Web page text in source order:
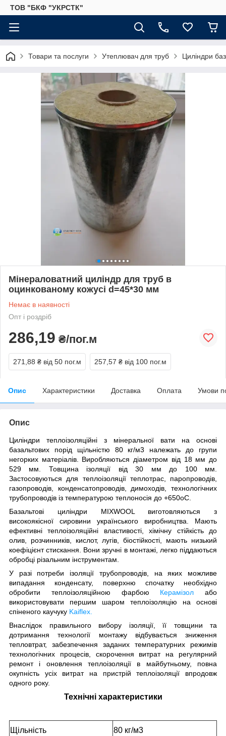
ТОВ "БКФ "УКРСТК"
Товари та послуги Утеплювач для труб Циліндри
Мінераловатний циліндр для труб в
оцинкованому кожусі d=45*30 мм
Немає в наявності
Опт і роздріб
286,19 ₴/пог.м
271,88 ₴ від 50 пог.м 257,57 ₴ від 100 пог.м
Опис Характеристики Доставка Оплата Умови
Опис
Циліндри теплоізоляційні з мінеральної вати на основі
базальтових порід щільністю 80 кг/м3 належать до групи
негорких матеріалів. Виробляються діаметром від 18 мм до
529 мм. Товщина ізоляції від 30 мм до 100 мм.
Застосовуються для теплоізоляції теплотрас, паропроводів,
газопроводів, конденсатопроводів, димоходів, технологічних
трубопроводів із температурою теплоносія до +650оС.
Базальтові циліндри MIXWOOL виготовляються з
високоякісної сировини українського виробництва. Мають
ефективні теплоізоляційні властивості, хімічну стійкість до
олив, розчинників, кислот, лугів, біостійкості, мають низький
коефіцієнт стискання. Вони зручні в монтажі, легко піддаються
обробці різальним інструментам.
У разі потреби ізоляції трубопроводів, на яких можливе
випадання конденсату, поверхню спочатку необхідно
обробити теплоізоляційною фарбою
Керамізол
або
використовувати першим шаром теплоізоляцію на основі
спіненого каучуку Kaiflex.
Внаслідок правильного вибору ізоляції, її товщини та
дотримання технології монтажу відбувається зниження
тепловтрат, забезпечення заданих температурних режимів
технологічних процесів, скорочення витрат на регулярний
ремонт і оновлення теплоізоляції в майбутньому, повна
окупність усіх витрат на пристрій теплоізоляції впродовж
одного року.
Технічні характеристики
Щільність 80 кг/м3